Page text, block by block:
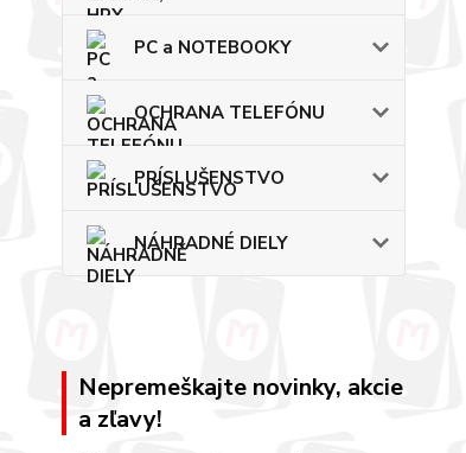
PC a NOTEBOOKY
OCHRANA TELEFÓNU
PRÍSLUŠENSTVO
NÁHRADNÉ DIELY
Nepremeškajte novinky, akcie
a zľavy!